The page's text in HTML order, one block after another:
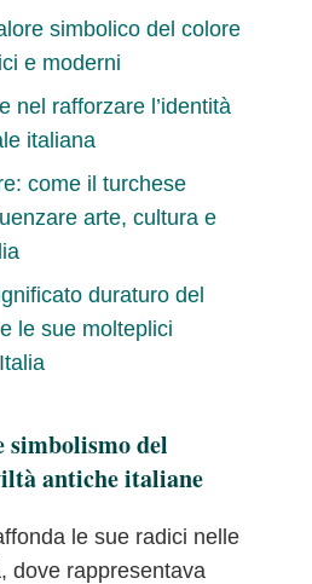
simbolico del colore
e moderni
nel rafforzare l’identità
italiana
come il turchese
arte, cultura e
duraturo del
le sue molteplici
del
antiche italiane
le sue radici nelle
dove rappresentava